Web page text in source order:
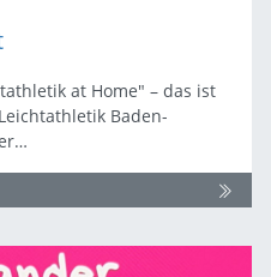
at Home" – das ist
Baden-